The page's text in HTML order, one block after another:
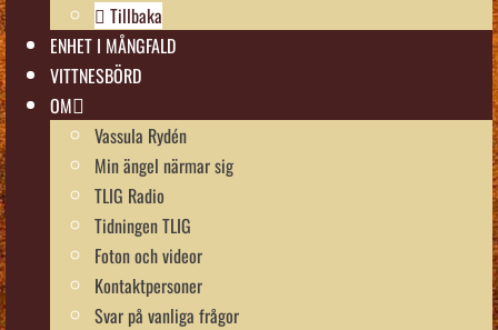
Tillbaka
ENHET I MÅNGFALD
VITTNESBÖRD
OM
Vassula Rydén
Min ängel närmar sig
TLIG Radio
Tidningen TLIG
Foton och videor
Kontaktpersoner
Svar på vanliga frågor